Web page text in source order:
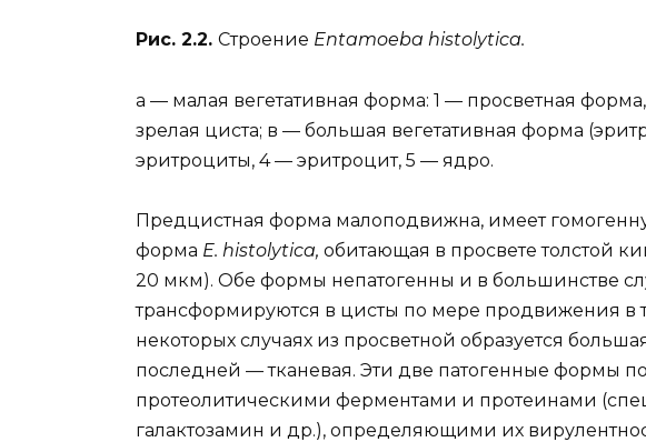
Рис. 2.2. Строение Entamoeba histolytica.
а — малая вегетативная форма: 1 — просветная
зрелая циста; в — большая вегетативная форма
эритроциты, 4 — эритроцит, 5 — ядро.
Предцистная форма малоподвижна, имеет
форма E. histolytica, обитающая в просвете толстой
20 мкм). Обе формы непатогенны и в большинстве
трансформируются в цисты по мере продвижения в
некоторых случаях из просветной образуется
последней — тканевая. Эти две патогенные формы
протеолитическими ферментами и протеинами
галактозамин и др.), определяющими их